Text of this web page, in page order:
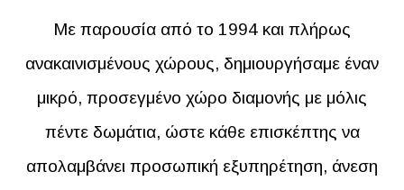
Με παρουσία από το 1994 και πλήρως
ανακαινισμένους χώρους, δημιουργήσαμε έναν
μικρό, προσεγμένο χώρο διαμονής με μόλις
πέντε δωμάτια, ώστε κάθε επισκέπτης να
απολαμβάνει προσωπική εξυπηρέτηση, άνεση